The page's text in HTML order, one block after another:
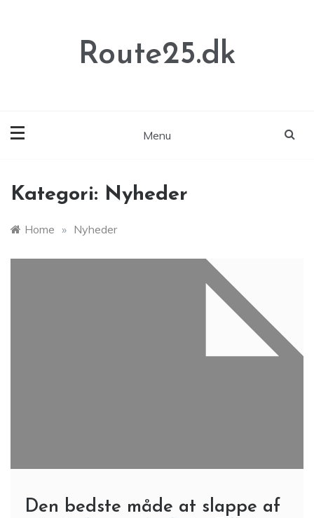
Route25.dk
Menu
Kategori: Nyheder
Home » Nyheder
Den bedste måde at slappe af